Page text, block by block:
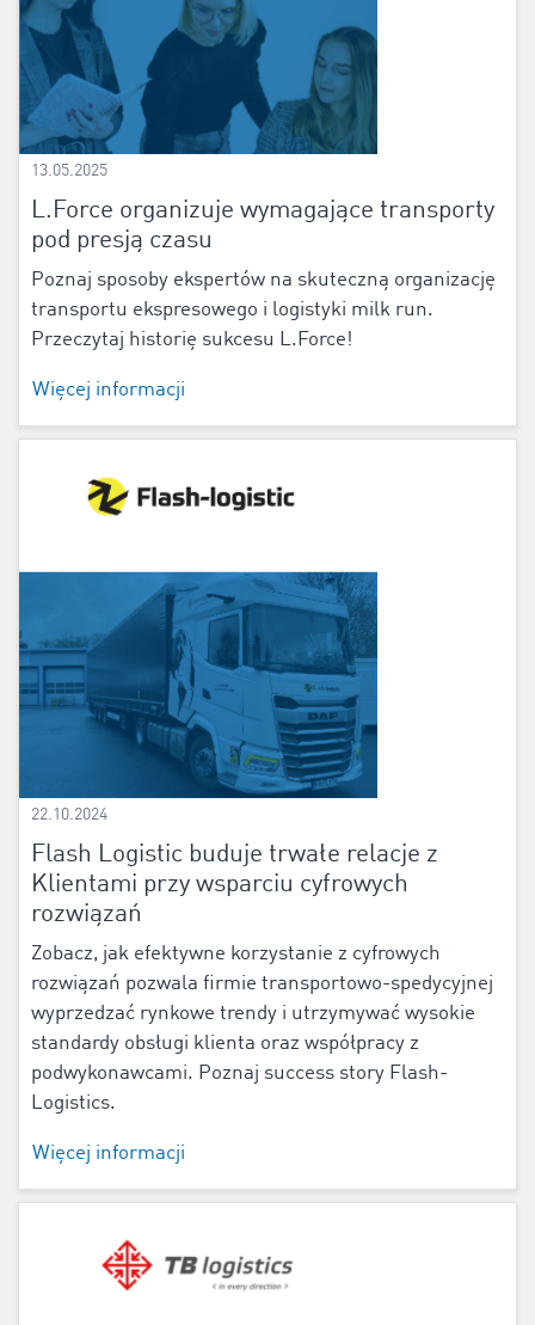
13.05.2025
L.Force organizuje wymagające transporty
pod presją czasu
Poznaj sposoby ekspertów na skuteczną organizację
transportu ekspresowego i logistyki milk run.
Przeczytaj historię sukcesu L.Force!
Więcej informacji
22.10.2024
Flash Logistic buduje trwałe relacje z
Klientami przy wsparciu cyfrowych
rozwiązań
Zobacz, jak efektywne korzystanie z cyfrowych
rozwiązań pozwala firmie transportowo-spedycyjnej
wyprzedzać rynkowe trendy i utrzymywać wysokie
standardy obsługi klienta oraz współpracy z
podwykonawcami. Poznaj success story Flash-
Logistics.
Więcej informacji